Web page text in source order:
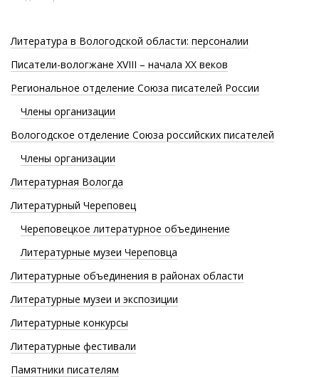
Литература в Вологодской области: персоналии
Писатели-вологжане XVIII – начала XX веков
Региональное отделение Союза писателей России
Члены организации
Вологодское отделение Союза российских писателей
Члены организации
Литературная Вологда
Литературный Череповец
Череповецкое литературное объединение
Литературные музеи Череповца
Литературные объединения в районах области
Литературные музеи и экспозиции
Литературные конкурсы
Литературные фестивали
Памятники писателям